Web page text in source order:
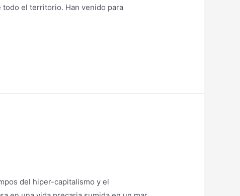
el territorio. Han venido para
del hiper-capitalismo y el